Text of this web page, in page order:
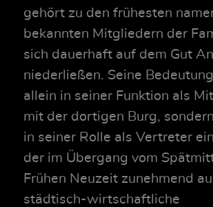
gehört zu den frühesten
bekannten Mitgliedern der
sich dauerhaft auf dem Gut
niederließen. Seine
allein in seiner Funktion als
mit der dortigen Burg,
in seiner Rolle als Vertreter
der im Übergang vom
Frühen Neuzeit zunehmend
städtisch-wirtschaftliche